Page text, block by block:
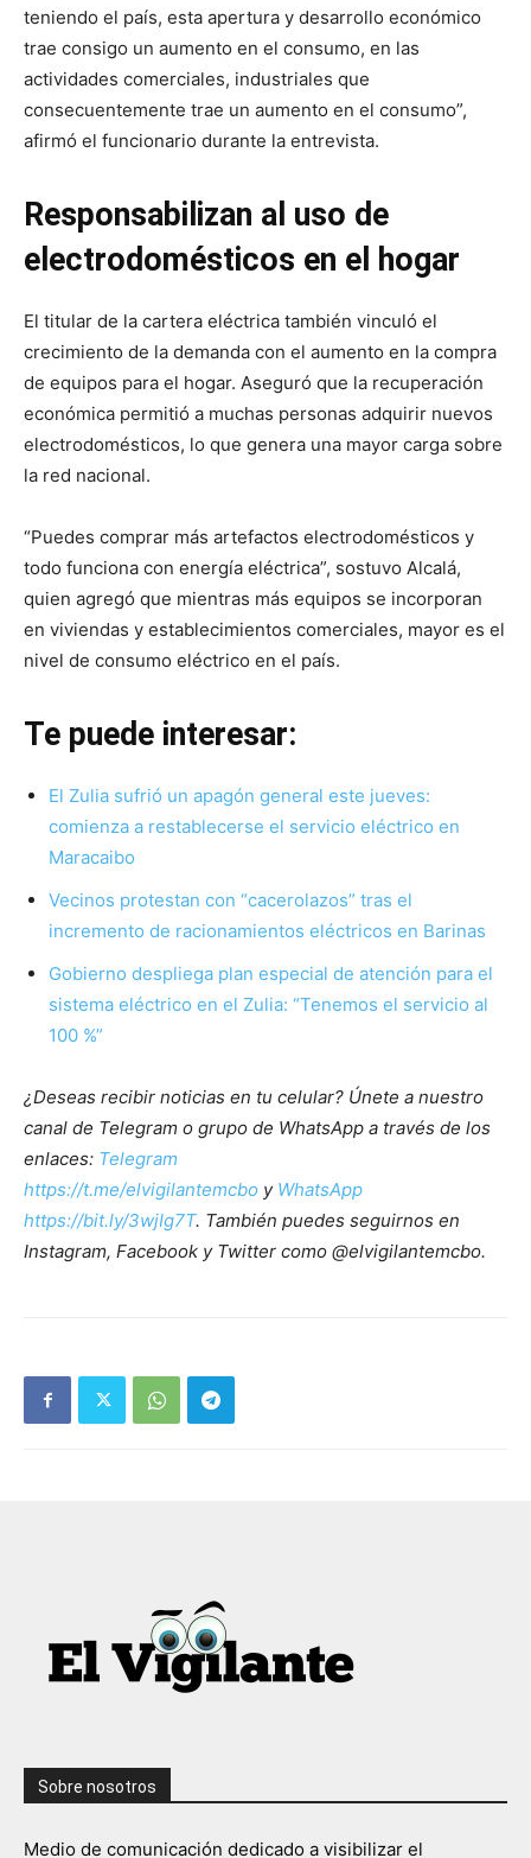
teniendo el país, esta apertura y desarrollo económico
trae consigo un aumento en el consumo, en las
actividades comerciales, industriales que
consecuentemente trae un aumento en el consumo”,
afirmó el funcionario durante la entrevista.
Responsabilizan al uso de
electrodomésticos en el hogar
El titular de la cartera eléctrica también vinculó el
crecimiento de la demanda con el aumento en la compra
de equipos para el hogar. Aseguró que la recuperación
económica permitió a muchas personas adquirir nuevos
electrodomésticos, lo que genera una mayor carga sobre
la red nacional.
“Puedes comprar más artefactos electrodomésticos y
todo funciona con energía eléctrica”, sostuvo Alcalá,
quien agregó que mientras más equipos se incorporan
en viviendas y establecimientos comerciales, mayor es el
nivel de consumo eléctrico en el país.
Te puede interesar:
El Zulia sufrió un apagón general este jueves:
comienza a restablecerse el servicio eléctrico en
Maracaibo
Vecinos protestan con “cacerolazos” tras el
incremento de racionamientos eléctricos en Barinas
Gobierno despliega plan especial de atención para el
sistema eléctrico en el Zulia: “Tenemos el servicio al
100 %”
¿Deseas recibir noticias en tu celular? Únete a nuestro
canal de Telegram o grupo de WhatsApp a través de los
enlaces: Telegram
https://t.me/elvigilantemcbo y WhatsApp
https://bit.ly/3wjIg7T. También puedes seguirnos en
Instagram, Facebook y Twitter como @elvigilantemcbo.
Sobre nosotros
Medio de comunicación dedicado a visibilizar el